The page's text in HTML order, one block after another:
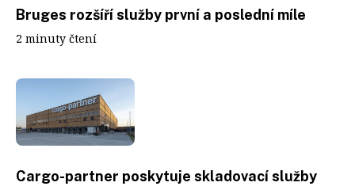
Bruges rozšíří služby první a poslední míle
2 minuty čtení
Cargo-partner poskytuje skladovací služby